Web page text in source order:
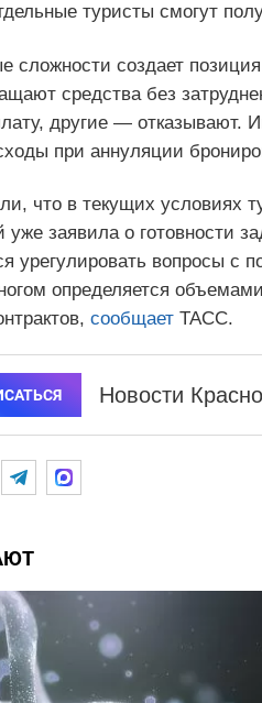
туристы смогут
сложности создает
средства без
другие — отказывают.
при аннуляции
что в текущих условиях
уже заявила о готовности
урегулировать вопросы
определяется
сообщаетТАСС.
Новости